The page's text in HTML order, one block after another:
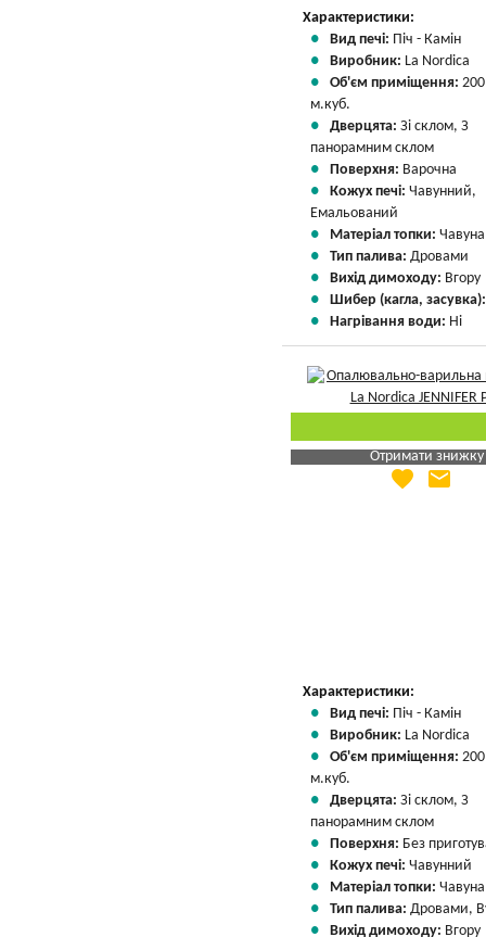
Характеристики:
Вид печі: Піч - Камін
Виробник: La Nordica
Об'єм приміщення:
м.куб.
Дверцята: Зі склом, З
панорамним склом
Поверхня: Варочна
Кожух печі: Чавунний,
Емальований
Матеріал топки: Чавуна
Тип палива: Дровами
Вихід димоходу: Вгору
Шибер (кагла,
Нагрівання води: Ні
Отримати знижку
Яка Ваша ціна
favorite email
Характеристики:
Вид печі: Піч - Камін
Виробник: La Nordica
Об'єм приміщення:
м.куб.
Дверцята: Зі склом, З
панорамним склом
Поверхня: Без
Кожух печі: Чавунний
Матеріал топки: Чавуна
Тип палива: Дровами,
Вихід димоходу: Вгору